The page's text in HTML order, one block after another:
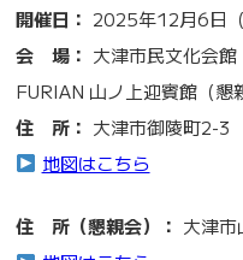
開催日： 2025年12月6日
会 場： 大津市民文化会
FURIAN 山ノ上迎賓館（懇
住 所： 大津市御陵町2-3
地図はこちら
住 所（懇親会）： 大津